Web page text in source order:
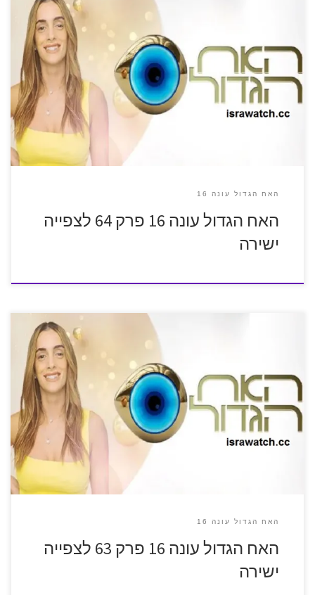
האח הגדול עונה 16
האח הגדול עונה 16 פרק 64 לצפייה
ישירה
האח הגדול עונה 16
האח הגדול עונה 16 פרק 63 לצפייה
ישירה